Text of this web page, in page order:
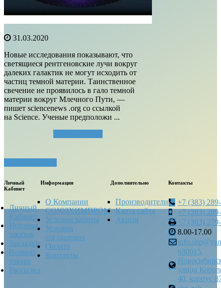
31.03.2020
Новые исследования показывают, что
светящиеся рентгеновские лучи вокруг
далеких галактик не могут исходить от
частиц темной материи. Таинственное
свечение не проявилось в гало темной
материи вокруг Млечного Пути, —
пишет sciencenews .org со ссылкой
на Science. Ученые предположи ...
Личный
Кабинет
Личный
Кабинет
История
заказов
Закладки
Возврат
товара
Рассылка
Информация
О Компании
СОЮЗХИМПРОМ
Условия работы
Условия
соглашения
Оплата
Контакты
Дополнительно
Производители
Карта сайта
Акции
Контакты
+7 (383)
+7 (383)
+7 (383)
8.00-17.00
630015,
улица
40, корпус